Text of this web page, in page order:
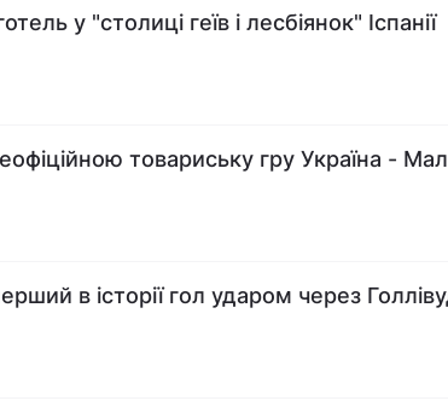
у "столиці геїв і лесбіянок" Іспанії
товариську гру Україна -
в історії гол ударом через